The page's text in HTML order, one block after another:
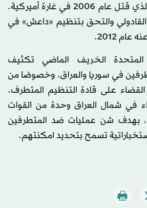
مصعب الزرقاوي الذي قتل عام 2006 في غارة أميركية.
والتحق بتنظيم «داعش» في
2012.
المتحدة الخريف الماضي تكثيف
في سوريا والعراق، وخصوصًا من
على قادة التنظيم المتطرف.
في شمال العراق وحدة من القوات
بهدف شن عمليات ضد المتطرفين
تسمح بتحديد امكنتهم.